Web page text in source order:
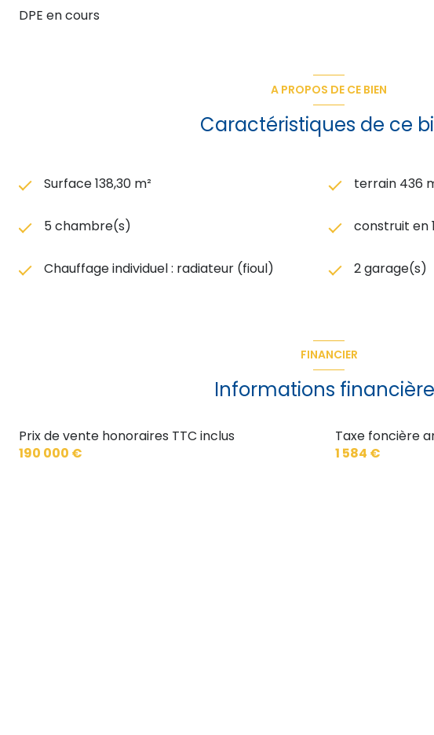
www.georisques.gouv.fr
DPE en cours
A PROPOS DE CE BIEN
Caractéristiques de ce
Surface 138,30 m² terrain 436
5 chambre(s) construit en
Chauffage individuel : radiateur (fioul) 2 garage(s)
FINANCIER
Informations
Prix de vente honoraires TTC inclus
190 000 €
Taxe foncière
1 584 €